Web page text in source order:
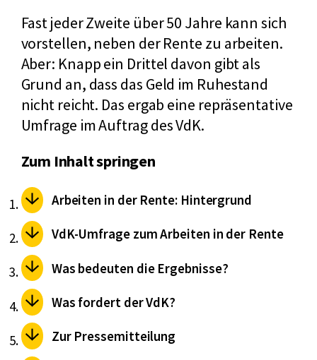
Fast jeder Zweite über 50 Jahre kann sich
vorstellen, neben der Rente zu arbeiten.
Aber: Knapp ein Drittel davon gibt als
Grund an, dass das Geld im Ruhestand
nicht reicht. Das ergab eine repräsentative
Umfrage im Auftrag des VdK.
Zum Inhalt springen
Arbeiten in der Rente: Hintergrund
VdK-Umfrage zum Arbeiten in der Rente
Was bedeuten die Ergebnisse?
Was fordert der VdK?
Zur Pressemitteilung